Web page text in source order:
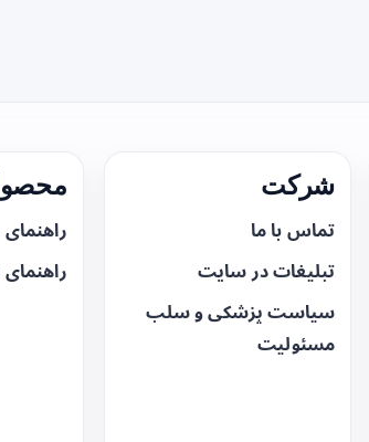
شرکت
تماس با ما
تبلیغات در سایت
سیاست پزشکی و سلب
مسئولیت